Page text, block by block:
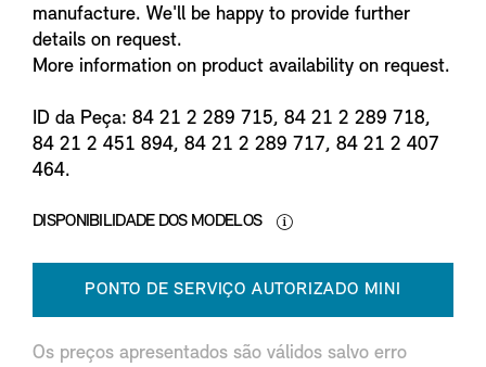
manufacture. We'll be happy to provide further
details on request.
More information on product availability on request.
ID da Peça: 84 21 2 289 715, 84 21 2 289 718,
84 21 2 451 894, 84 21 2 289 717, 84 21 2 407
464.
DISPONIBILIDADE DOS MODELOS
PONTO DE SERVIÇO AUTORIZADO MINI
Os preços apresentados são válidos salvo erro